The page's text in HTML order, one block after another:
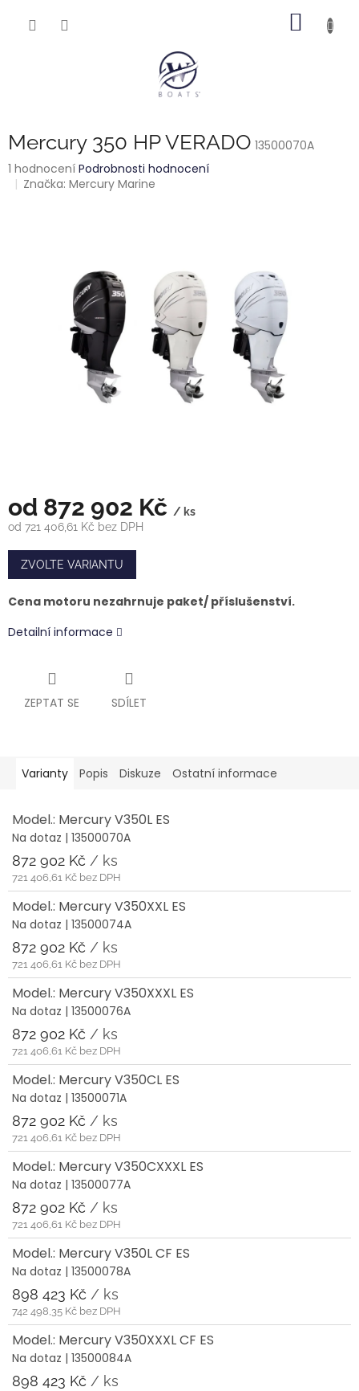
Mercury 350 HP VERADO 13500070A
Průměrné
hodnocení
1 hodnocení Podrobnosti hodnocení
Značka:Mercury Marine
od 872 902 Kč / ks
od 721 406,61 Kč bez DPH
Měrná
cena:
ZVOLTE VARIANTU
Cena motoru nezahrnuje paket/ příslušenství.
Detailní informace
ZEPTAT SE SDÍLET
Varianty Popis Diskuze Ostatní informace
Model.: Mercury V350L ES
Na dotaz | 13500070A
872 902 Kč / ks
721 406,61 Kč bez DPH
Model.: Mercury V350XXL ES
Na dotaz | 13500074A
872 902 Kč / ks
721 406,61 Kč bez DPH
Model.: Mercury V350XXXL ES
Na dotaz | 13500076A
872 902 Kč / ks
721 406,61 Kč bez DPH
Model.: Mercury V350CL ES
Na dotaz | 13500071A
872 902 Kč / ks
721 406,61 Kč bez DPH
Model.: Mercury V350CXXXL ES
Na dotaz | 13500077A
872 902 Kč / ks
721 406,61 Kč bez DPH
Model.: Mercury V350L CF ES
Na dotaz | 13500078A
898 423 Kč / ks
742 498,35 Kč bez DPH
Model.: Mercury V350XXXL CF ES
Na dotaz | 13500084A
898 423 Kč / ks